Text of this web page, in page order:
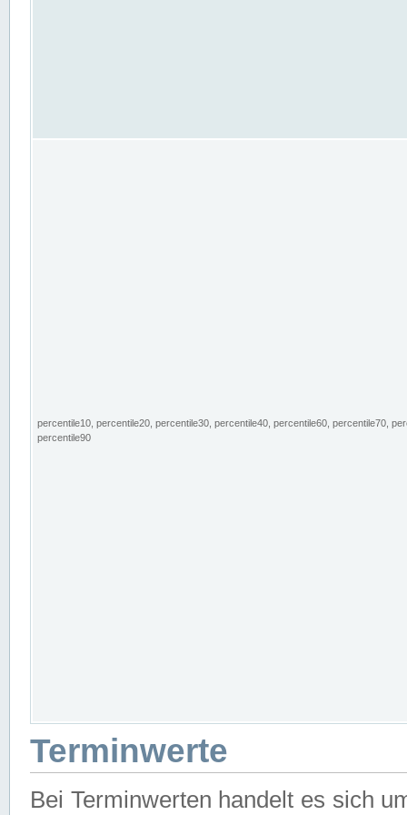
percentile10, percentile20, percentile30, percentile40, percentile60, percentile70,
percentile90
Terminwerte
Bei Terminwerten handelt es sich